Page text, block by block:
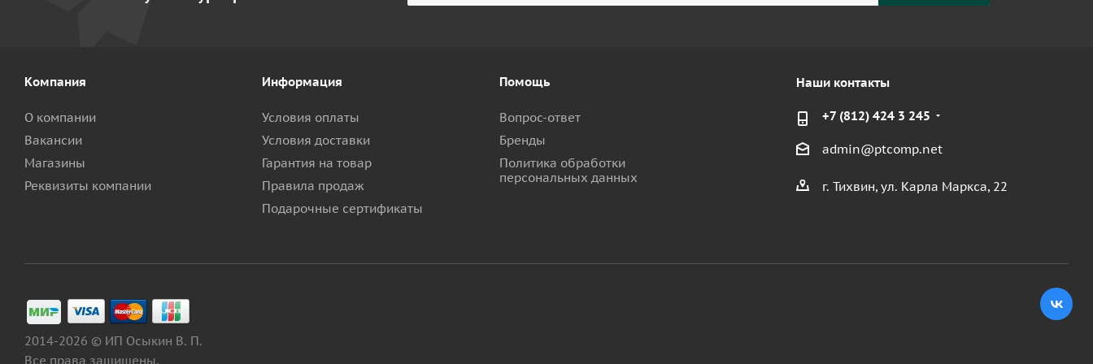
Компания
О компании
Вакансии
Магазины
Реквизиты компании
Информация
Условия оплаты
Условия доставки
Гарантия на товар
Правила продаж
Подарочные сертификаты
Помощь
Вопрос-ответ
Бренды
Политика обработки
персональных данных
Наши контакты
+7 (812) 424 3 245
admin@ptcomp.net
г. Тихвин, ул. Карла Маркса, 22
2014-2026 © ИП Осыкин В. П.
Все права защищены.